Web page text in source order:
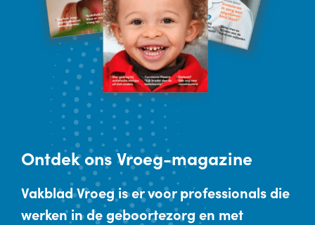
Ontdekons Vroeg-magazine
Vakblad Vroeg is er voor professionals die
werken in de geboortezorg en met